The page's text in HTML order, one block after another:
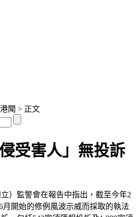
聞 > 正文
受害人」無投訴
）監警會在報告中指出，截至今年2
月開始的修例風波示威而採取的執法